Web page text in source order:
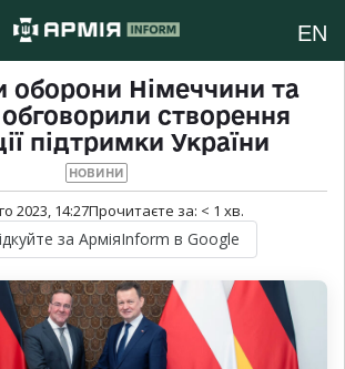
EN
оборони Німеччини та
створення
підтримки України
НОВИНИ
2023, 14:27Прочитаєте за: < 1 хв.
за АрміяInform в Google